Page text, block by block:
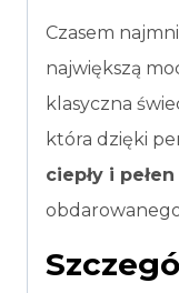
Czasem
największą
klasyczna
która dzięki
ciepły i